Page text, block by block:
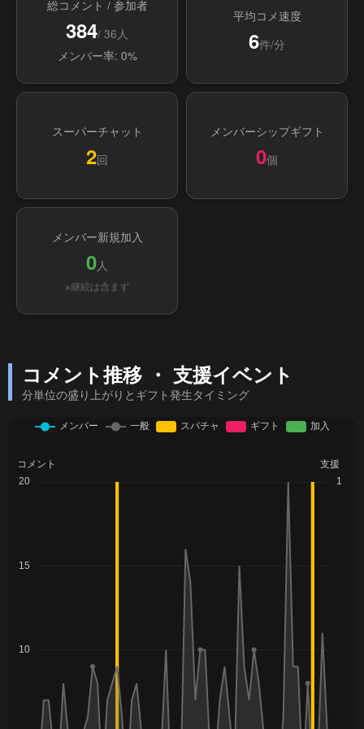
総コメント / 参加者
384/ 36人
メンバー率: 0%
平均コメ速度
6件/分
スーパーチャット
2回
メンバーシップギフト
0個
メンバー新規加入
0人
※継続は含まず
コメント推移 ・ 支援イベント
分単位の盛り上がりとギフト発生タイミング